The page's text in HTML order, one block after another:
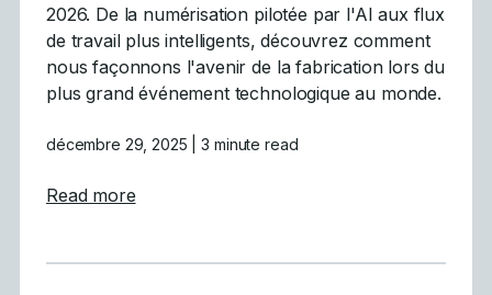
2026. De la numérisation pilotée par l'AI aux flux
de travail plus intelligents, découvrez comment
nous façonnons l'avenir de la fabrication lors du
plus grand événement technologique au monde.
décembre 29, 2025 | 3 minute read
Read moreabout Mastercam participe à la vitrine